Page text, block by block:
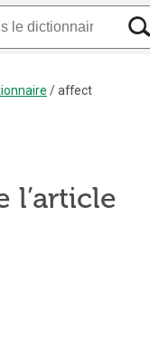
/affect
l’article